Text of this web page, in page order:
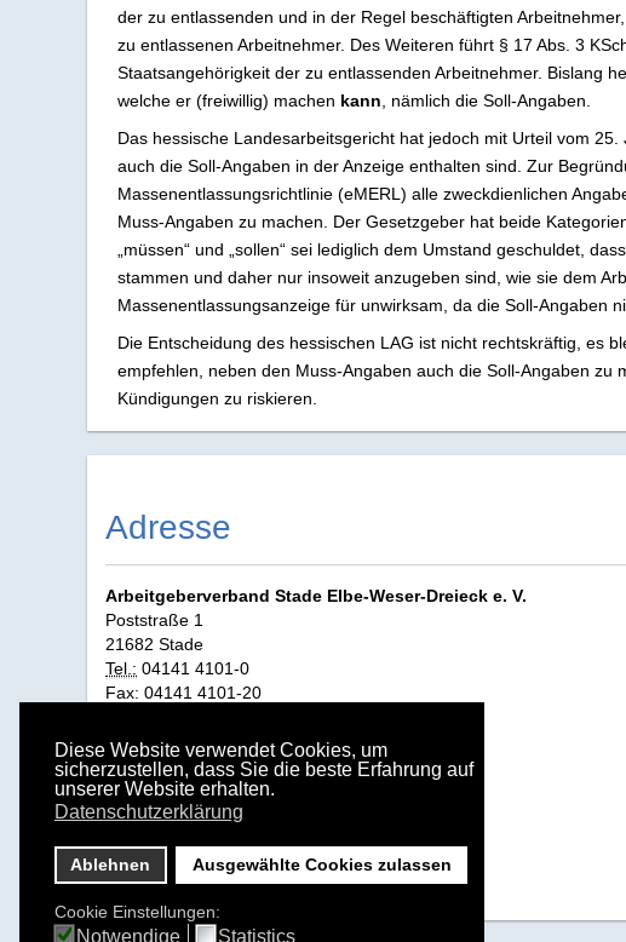
Diese Website verwendet Cookies, um
sicherzustellen, dass Sie die beste Erfahrung auf
unserer Website erhalten.
Datenschutzerklärung
Ablehnen Ausgewählte Cookies zulassen
Cookie Einstellungen:
Notwendige Statistics
der zu entlassenden und in der Regel beschäftigten
zu entlassenen Arbeitnehmer. Des Weiteren führt § 17 Abs. 3
Staatsangehörigkeit der zu entlassenden Arbeitnehmer. Bislang
welche er (freiwillig) machen kann , nämlich die Soll-Angaben.
Das hessische Landesarbeitsgericht hat jedoch mit Urteil vom
auch die Soll-Angaben in der Anzeige enthalten sind. Zur
Massenentlassungsrichtlinie (eMERL) alle zweckdienlichen
Muss-Angaben zu machen. Der Gesetzgeber hat beide
„müssen“ und „sollen“ sei lediglich dem Umstand geschuldet,
stammen und daher nur insoweit anzugeben sind, wie sie dem
Massenentlassungsanzeige für unwirksam, da die Soll-Angaben
Die Entscheidung des hessischen LAG ist nicht rechtskräftig, es
empfehlen, neben den Muss-Angaben auch die Soll-Angaben
Kündigungen zu riskieren.
Adresse
Arbeitgeberverband Stade Elbe‑Weser‑Dreieck e. V.
Poststraße 1
21682 Stade
Tel.: 04141 4101-0
Fax: 04141 4101-20